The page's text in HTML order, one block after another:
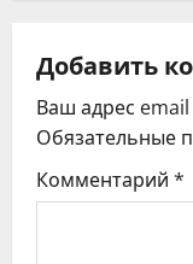
ц
и
я
Добавить
Ваш адрес
Обязательные
Комментарий *